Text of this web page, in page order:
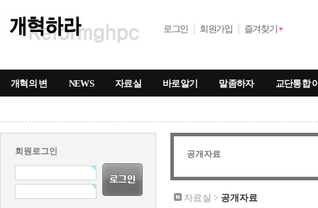
로그인 회원가입 즐겨찾기+
개혁의 변 NEWS 자료실 바로알기 말좀하자 교단통합
회원로그인 공개자료
자료실 > 공개자료